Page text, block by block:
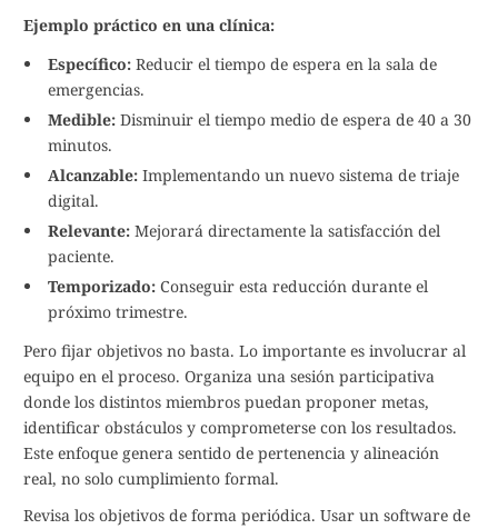
Ejemplo práctico en una clínica:
Específico: Reducir el tiempo de espera en la sala de
emergencias.
Medible: Disminuir el tiempo medio de espera de 40 a 30
minutos.
Alcanzable: Implementando un nuevo sistema de triaje
digital.
Relevante: Mejorará directamente la satisfacción del
paciente.
Temporizado: Conseguir esta reducción durante el
próximo trimestre.
Pero fijar objetivos no basta. Lo importante es involucrar al
equipo en el proceso. Organiza una sesión participativa
donde los distintos miembros puedan proponer metas,
identificar obstáculos y comprometerse con los resultados.
Este enfoque genera sentido de pertenencia y alineación
real, no solo cumplimiento formal.
Revisa los objetivos de forma periódica. Usar un software de